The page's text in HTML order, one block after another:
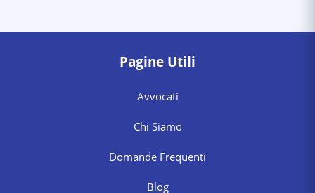
Pagine Utili
Avvocati
Chi Siamo
Domande Frequenti
Blog